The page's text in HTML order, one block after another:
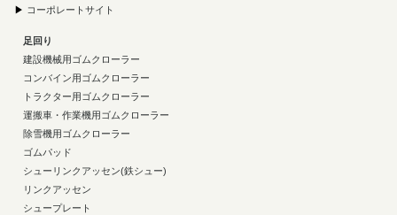
▶ コーポレートサイト
足回り
建設機械用ゴムクローラー
コンバイン用ゴムクローラー
トラクター用ゴムクローラー
運搬車・作業機用ゴムクローラー
除雪機用ゴムクローラー
ゴムパッド
シューリンクアッセン(鉄シュー)
リンクアッセン
シュープレート